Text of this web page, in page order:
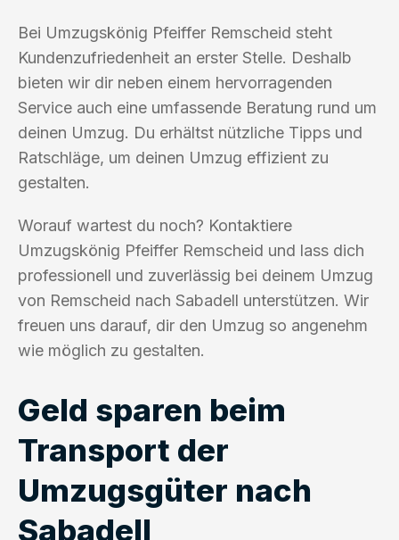
Bei Umzugskönig Pfeiffer Remscheid steht
Kundenzufriedenheit an erster Stelle. Deshalb
bieten wir dir neben einem hervorragenden
Service auch eine umfassende Beratung rund um
deinen Umzug. Du erhältst nützliche Tipps und
Ratschläge, um deinen Umzug effizient zu
gestalten.
Worauf wartest du noch? Kontaktiere
Umzugskönig Pfeiffer Remscheid und lass dich
professionell und zuverlässig bei deinem Umzug
von Remscheid nach Sabadell unterstützen. Wir
freuen uns darauf, dir den Umzug so angenehm
wie möglich zu gestalten.
Geld sparen beim
Transport der
Umzugsgüter nach
Sabadell